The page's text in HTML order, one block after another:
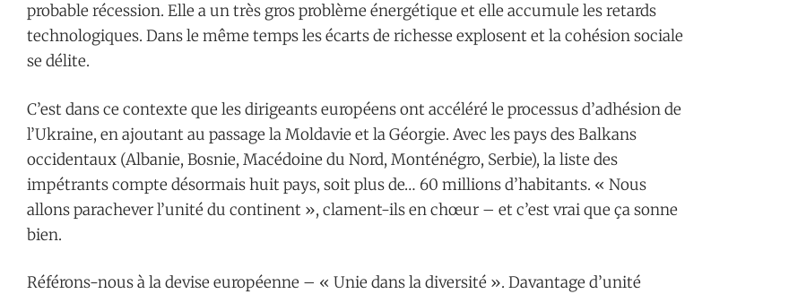
probable récession. Elle a un très gros problème énergétique et elle accumule les retards
technologiques. Dans le même temps les écarts de richesse explosent et la cohésion sociale
se délite.
C’est dans ce contexte que les dirigeants européens ont accéléré le processus d’adhésion de
l’Ukraine, en ajoutant au passage la Moldavie et la Géorgie. Avec les pays des Balkans
occidentaux (Albanie, Bosnie, Macédoine du Nord, Monténégro, Serbie), la liste des
impétrants compte désormais huit pays, soit plus de… 60 millions d’habitants. « Nous
allons parachever l’unité du continent », clament-ils en chœur – et c’est vrai que ça sonne
bien.
Référons-nous à la devise européenne – « Unie dans la diversité ». Davantage d’unité